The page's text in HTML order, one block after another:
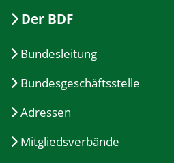
Der BDF
Bundesleitung
Bundesgeschäftsstelle
Adressen
Mitgliedsverbände